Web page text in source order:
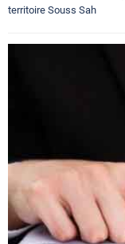
territoire Souss Sah